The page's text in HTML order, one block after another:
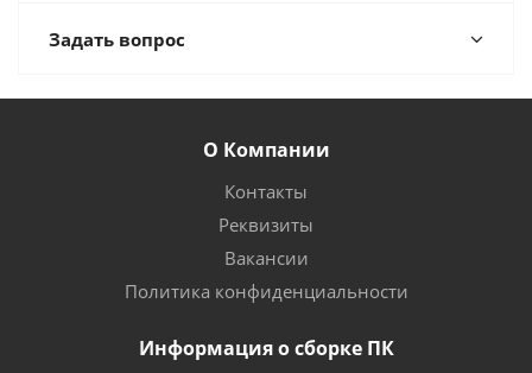
Задать вопрос
О Компании
Контакты
Реквизиты
Вакансии
Политика конфиденциальности
Информация о сборке ПК